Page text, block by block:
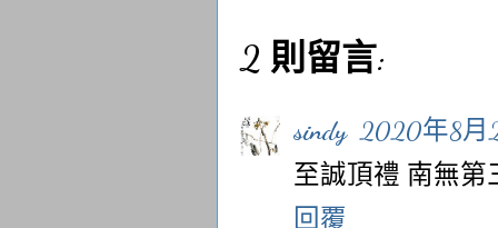
2 則留言:
sindy 2020年8月
至誠頂禮 南無第
回覆